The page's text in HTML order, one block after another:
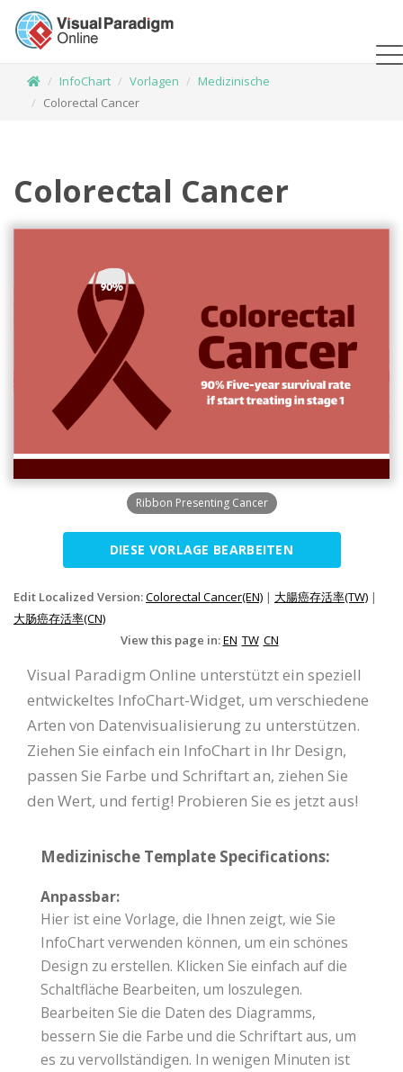
InfoChart Vorlagen
Medizinische
Colorectal Cancer
Colorectal Cancer
Ribbon Presenting Cancer
DIESE VORLAGE BEARBEITEN
Edit Localized Version:Colorectal Cancer(EN) | 大腸癌存活率(TW) |
大肠癌存活率(CN)
View this page in:EN TW CN
Visual Paradigm Online unterstützt ein speziell
entwickeltes InfoChart-Widget, um verschiedene
Arten von Datenvisualisierung zu unterstützen.
Ziehen Sie einfach ein InfoChart in Ihr Design,
passen Sie Farbe und Schriftart an, ziehen Sie
den Wert, und fertig! Probieren Sie es jetzt aus!
Medizinische Template Specifications:
Anpassbar:
Hier ist eine Vorlage, die Ihnen zeigt, wie Sie
InfoChart verwenden können, um ein schönes
Design zu erstellen. Klicken Sie einfach auf die
Schaltfläche Bearbeiten, um loszulegen.
Bearbeiten Sie die Daten des Diagramms,
bessern Sie die Farbe und die Schriftart aus, um
es zu vervollständigen. In wenigen Minuten ist